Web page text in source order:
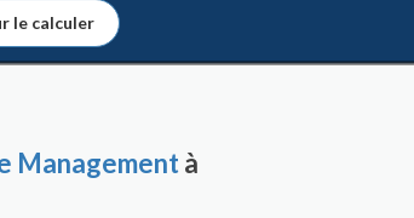
le calculer
Managementà